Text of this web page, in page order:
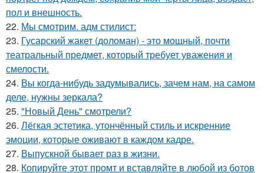
пол и внешность.
22. Мы смотрим. адм стилист:
23. Гусарский жакет (доломан) - это мощный, почти
театральный предмет, который требует уважения и
смелости.
24. Вы когда-нибудь задумывались, зачем нам, на самом
деле, нужны зеркала?
25. "Новый День" смотрели?
26. Лёгкая эстетика, утончённый стиль и искренние
эмоции, которые оживают в каждом кадре.
27. Выпускной бывает раз в жизни.
28. Копируйте этот промт и вставляйте в любой из ботов